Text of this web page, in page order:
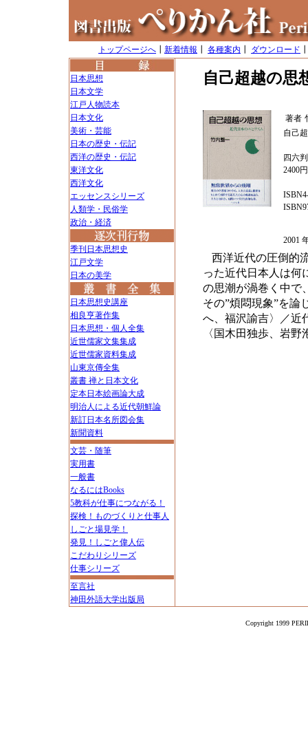
トップページへ 新着情報 各種案内 ダウンロード
日本思想
日本文学
江戸人物読本
日本文化
美術・芸能
日本の歴史・伝記
西洋の歴史・伝記
東洋文化
西洋文化
エッセンスシリーズ
人類学・民俗学
政治・経済
季刊日本思想史
江戸文学
日本の美学
日本思想史講座
相良亨著作集
日本思想・個人全集
近世儒家文集集成
近世儒家資料集成
山東京傳全集
叢書 禅と日本文化
定本日本絵画論大成
明治人による近代朝鮮論
新訂日本名所図会集
新聞資料
文芸・随筆
実用書
一般書
なるにはBooks
5教科が仕事につながる！
探検！ものづくりと仕事人
しごと場見学！
発見！しごと偉人伝
こだわりシリーズ
仕事シリーズ
至言社
神田外語大学出版局
自己超越の
著者
自己
四六
2400
2001
西洋近代の圧倒的
った近代日本人は
の思潮が渦巻く中で
その”煩悶現象”を論
へ、福沢諭吉〉／近
〈国木田独歩、岩野
Copyright 1999